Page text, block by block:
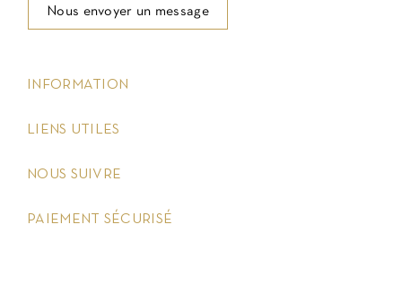
Nous envoyer un message
INFORMATION
LIENS UTILES
NOUS SUIVRE
PAIEMENT SÉCURISÉ